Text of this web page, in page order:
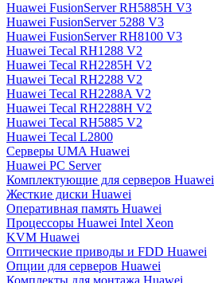
Huawei FusionServer RH5885H V3
Huawei FusionServer 5288 V3
Huawei FusionServer RH8100 V3
Huawei Tecal RH1288 V2
Huawei Tecal RH2285H V2
Huawei Tecal RH2288 V2
Huawei Tecal RH2288A V2
Huawei Tecal RH2288H V2
Huawei Tecal RH5885 V2
Huawei Tecal L2800
Серверы UMA Huawei
Huawei PC Server
Комплектующие для серверов Huawei
Жесткие диски Huawei
Оперативная память Huawei
Процессоры Huawei Intel Xeon
KVM Huawei
Оптические приводы и FDD Huawei
Опции для серверов Huawei
Комплекты для монтажа Huawei